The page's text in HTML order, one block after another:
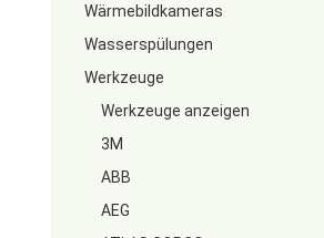
Wärmebildkameras
Wasserspülungen
Werkzeuge
Werkzeuge anzeigen
3M
ABB
AEG